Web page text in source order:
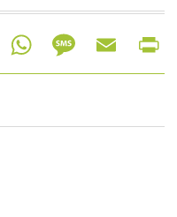
MeneameWhatsAppMessageEmail